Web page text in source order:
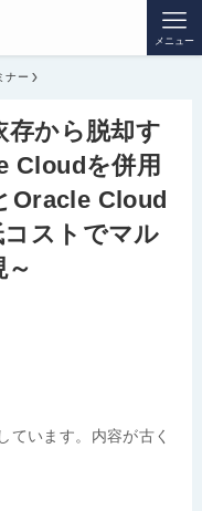
メニュー
ナー
存から脱却す
Cloudを併用
Oracle Cloud
ストでマル
ています。内容が古く